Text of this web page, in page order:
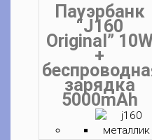
Пауэрбанк
“J160
Original”
+
зарядка
5000mAh